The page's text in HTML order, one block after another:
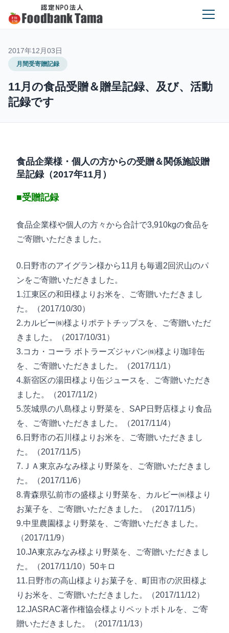
2017年12月03日
月間受寄贈記録
11月の食品受贈＆贈呈記録、及び、活動
記録です
食品企業様・個人の方からの受贈＆関係施設贈
呈記録（2017年11月）
■受贈記録
食品企業様や個人の方々から合計で3,910kgの食品を
ご寄贈いただきました。
0.日野市のアイグラン様から11月も毎週2回沢山のパ
ンをご寄贈いただきました。
1.江東区の和田様よりお米を、ご寄贈いただきまし
た。（2017/10/30）
2.カルビー㈱様よりポテトチップスを、ご寄贈いただ
きました。（2017/10/31）
3.コカ・コーラ ボトラーズジャパン㈱様より珈琲缶
を、ご寄贈いただきました。（2017/11/1）
4.新宿区の湯田様より缶ジュースを、ご寄贈いただき
ました。（2017/11/2）
5.茨城県の八島様より野菜を、SAP日野店様より食品
を、ご寄贈いただきました。（2017/11/4）
6.日野市の石川様よりお米を、ご寄贈いただきまし
た。（2017/11/5）
7.ＪＡ東京みなみ様より野菜を、ご寄贈いただきまし
た。（2017/11/6）
8.青森県弘前市の盛様より野菜を、カルビー㈱様より
お菓子を、ご寄贈いただきました。（2017/11/5）
9.中里農園様より野菜を、ご寄贈いただきました。
（2017/11/9）
10.JA東京みなみ様より野菜を、ご寄贈いただきまし
た。（2017/11/10）50キロ
11.日野市の高山様よりお菓子を、町田市の沢田様よ
りお米を、ご寄贈いただきました。（2017/11/12）
12.JASRAC著作権協会様よりペットボトルを、ご寄
贈いただきました。（2017/11/13）